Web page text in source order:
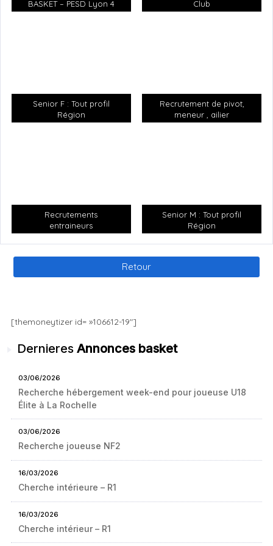
BASKET – PESD Lyon 4
– LOISIR
Club
Senior F : Tout profil
Région
Recrutement de pivot,
meneur , ailier
Recrutements
entraineurs
Senior M : Tout profil
Région
Retour
[themoneytizer id= »106612-19″]
Dernieres Annonces basket
03/06/2026
Recherche hébergement week-end pour joueuse U18
Élite à La Rochelle
03/06/2026
Recherche joueuse NF2
16/03/2026
Cherche intérieure – R1
16/03/2026
Cherche intérieur – R1